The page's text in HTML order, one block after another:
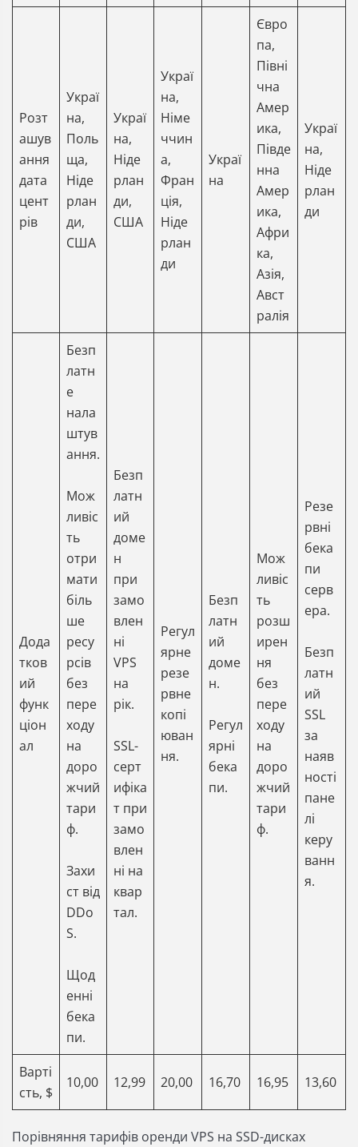
Розт
ашув
ання
дата
цент
рів
Украї
на,
Поль
ща,
Ніде
рлан
ди,
США
Украї
на,
Ніде
рлан
ди,
США
Украї
на,
Німе
ччин
а,
Фран
ція,
Ніде
рлан
ди
Украї
на
Євро
па,
Півні
чна
Амер
ика,
Півде
нна
Амер
ика,
Афри
ка,
Азія,
Авст
ралія
Украї
на,
Ніде
рлан
ди
Дода
тков
ий
функ
ціон
ал
Безп
латн
е
нала
штув
ання.
Мож
ливіс
ть
отри
мати
біль
ше
ресу
рсів
без
пере
ходу
на
доро
жчий
тари
ф.
Захи
ст від
DDo
S.
Щод
енні
бека
пи.
Безп
латн
ий
доме
н
при
замо
влен
ні
VPS
на
рік.
SSL-
серт
ифіка
т при
замо
влен
ні на
квар
тал.
Регул
ярне
резе
рвне
копі
юван
ня.
Безп
латн
ий
доме
н.
Регул
ярні
бека
пи.
Мож
ливіс
ть
розш
ирен
ня
без
пере
ходу
на
доро
жчий
тари
ф.
Резе
рвні
бека
пи
серв
ера.
Безп
латн
ий
SSL
за
наяв
ності
пане
лі
керу
ванн
я.
Варті
сть, $
10,00 12,99 20,00 16,70 16,95 13,60
Порівняння тарифів оренди VPS на SSD-дисках